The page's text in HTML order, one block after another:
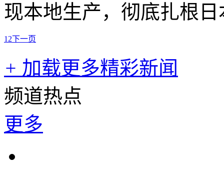
现本地生产，彻底扎根
1 2下一页
+ 加载更多精彩新闻
频道热点
更多